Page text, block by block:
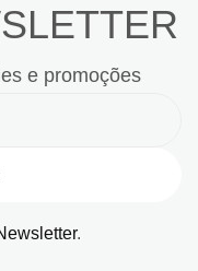
e promoções
.